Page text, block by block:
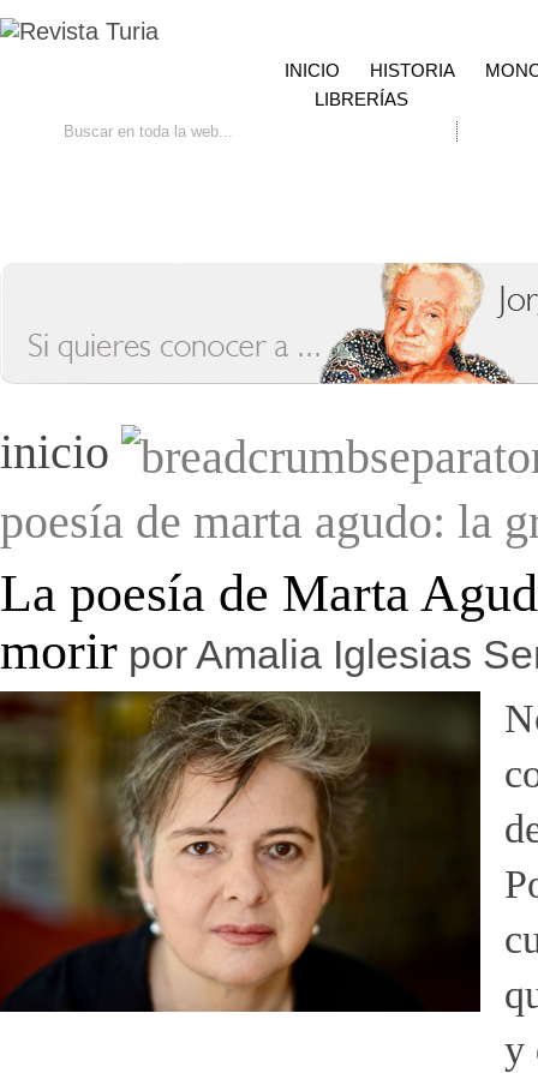
INICIO HISTORIA
LIBRERÍAS
inicio
poesía de marta agudo: la
La poesía de Marta
morir porAmalia Iglesias
y